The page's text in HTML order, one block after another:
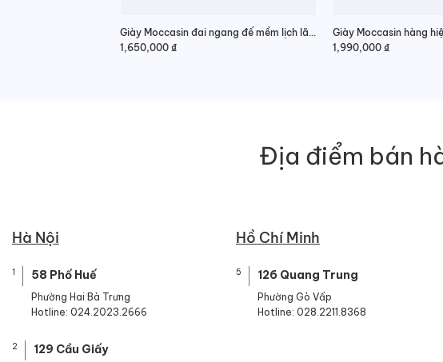
Giày Moccasin đai ngang đế mềm lịch lãm
1,650,000 ₫
Giày Moccasin hàng
1,990,000 ₫
Địa điểm bán
Hà Nội
1 58 Phố Huế
Phường Hai Bà Trưng
Hotline: 024.2023.2666
2 129 Cầu Giấy
Hồ Chí Minh
5 126 Quang Trung
Phường Gò Vấp
Hotline: 028.2211.8368